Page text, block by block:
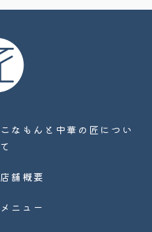
こなもんと中華の匠につい
て
店舗概要
メニュー